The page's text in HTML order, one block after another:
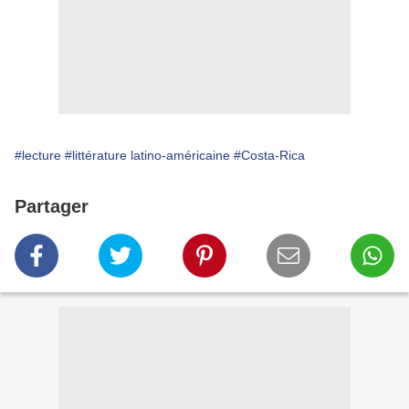
#lecture #littérature latino-américaine #Costa-Rica
Partager